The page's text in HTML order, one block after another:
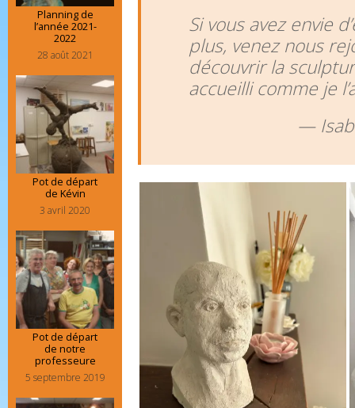
Si vous avez envie
plus, venez nous
découvrir la
accueilli comme je
—
Planning de
l’année 2021-
2022
28 août 2021
Pot de départ
de Kévin
3 avril 2020
Pot de départ
de notre
professeure
5 septembre 2019